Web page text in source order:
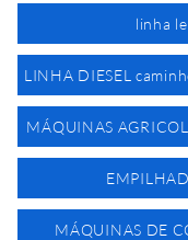
linha
LINHA DIESEL
MÁQUINAS
MÁQUINAS DE